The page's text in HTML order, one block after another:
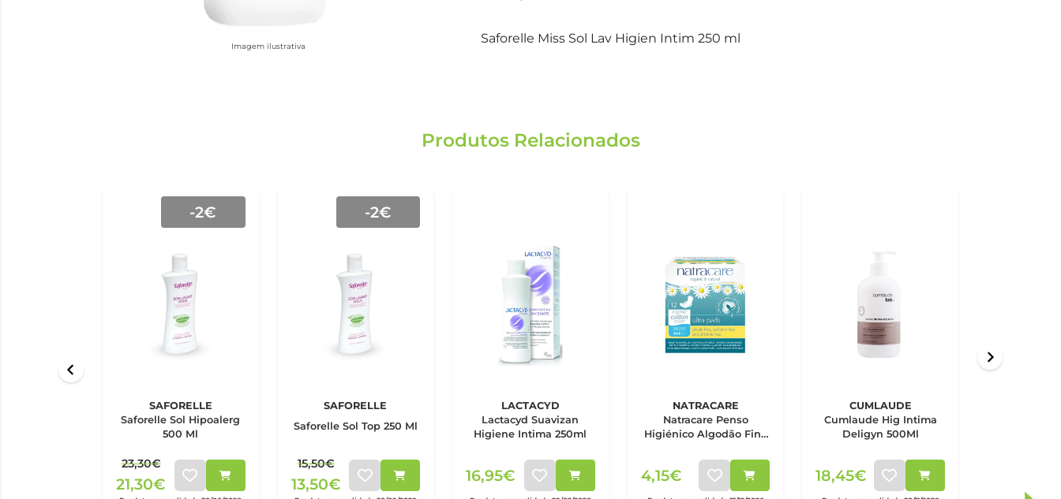
Imagem ilustrativa
Saforelle Miss Sol Lav Higien Intim 250 ml
Produtos Relacionados
-2€
SAFORELLE
Saforelle Sol Hipoalerg
500 Ml
23,30€
21,30€
-2€
SAFORELLE
Saforelle Sol Top 250 Ml
15,50€
13,50€
LACTACYD
Lactacyd Suavizan
Higiene Intima 250ml
16,95€
NATRACARE
Natracare Penso
Higiénico Algodão Fino
4,15€
CUMLAUDE
Cumlaude Hig Intima
Deligyn 500Ml
18,45€